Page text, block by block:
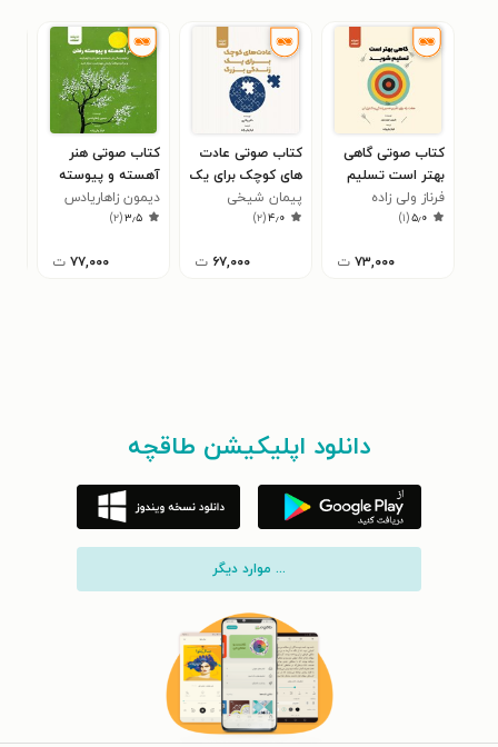
کتاب صوتی گاهی
بهتر است تسلیم
شوید
فرناز ولی زاده
۵٫۰(۱)
۷۳,۰۰۰ ت
کتاب صوتی عادت
های کوچک برای یک
زندگی بزرگ
پیمان شیخی
۴٫۰(۲)
۶۷,۰۰۰ ت
کتاب صوتی هنر
آهسته و پیوسته
رفتن
دیمون زاهاریادس
۳٫۵(۲)
۷۷,۰۰۰ ت
دانلود اپلیکیشن طاقچه
... موارد دیگر